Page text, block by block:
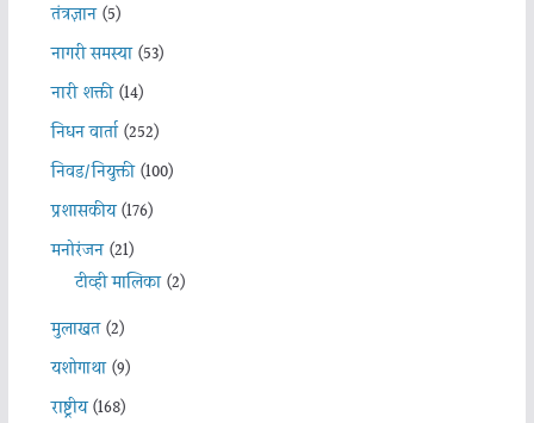
तंत्रज्ञान(5)
नागरी समस्या(53)
नारी शक्ती(14)
निधन वार्ता(252)
निवड/नियुक्ती(100)
प्रशासकीय(176)
मनोरंजन(21)
टीव्ही मालिका(2)
मुलाखत(2)
यशोगाथा(9)
राष्ट्रीय(168)